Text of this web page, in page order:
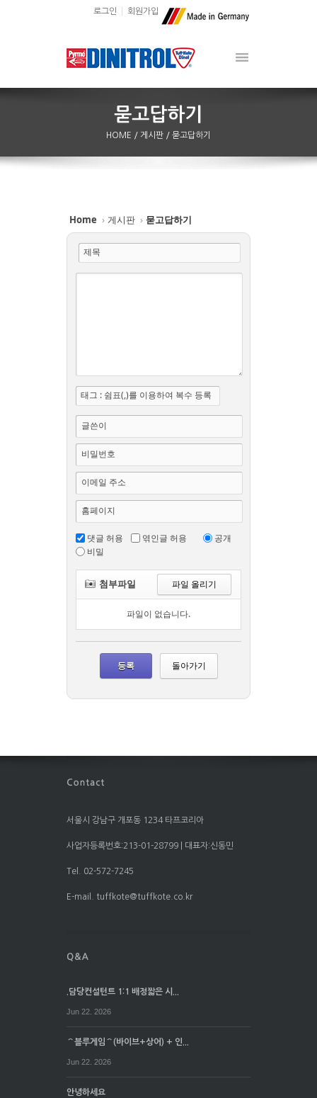
로그인 회원가입
HOME / 게시판 / 묻고답하기
Home › 게시판 › 묻고답하기
제목
태그 : 쉼표(,)를 이용하여 복수 등록
글쓴이
비밀번호
이메일 주소
홈페이지
댓글 허용 엮인글 허용
공개
비밀
첨부파일 파일 올리기
파일이 없습니다.
돌아가기
서울시 강남구 개포동 1234 타프코리아
사업자등록번호:213-01-28799 | 대표자:신동민
Tel. 02-572-7245
E-mail. tuffkote@tuffkote.co.kr
.담당컨설턴트 1:1 배정짧은 시...
Jun 22. 2026
⌒블루게임⌒(바이브+상어) + 인...
Jun 22. 2026
안녕하세요